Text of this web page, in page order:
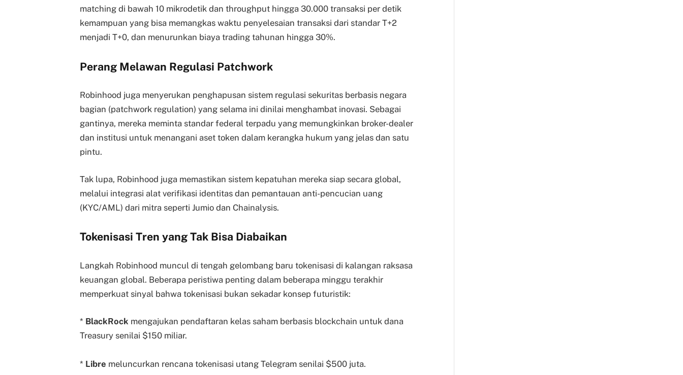
matching di bawah 10 mikrodetik dan throughput hingga 30.000 transaksi per detik
kemampuan yang bisa memangkas waktu penyelesaian transaksi dari standar T+2
menjadi T+0, dan menurunkan biaya trading tahunan hingga 30%.
Perang Melawan Regulasi Patchwork
Robinhood juga menyerukan penghapusan sistem regulasi sekuritas berbasis negara
bagian (patchwork regulation) yang selama ini dinilai menghambat inovasi. Sebagai
gantinya, mereka meminta standar federal terpadu yang memungkinkan broker-dealer
dan institusi untuk menangani aset token dalam kerangka hukum yang jelas dan satu
pintu.
Tak lupa, Robinhood juga memastikan sistem kepatuhan mereka siap secara global,
melalui integrasi alat verifikasi identitas dan pemantauan anti-pencucian uang
(KYC/AML) dari mitra seperti Jumio dan Chainalysis.
Tokenisasi Tren yang Tak Bisa Diabaikan
Langkah Robinhood muncul di tengah gelombang baru tokenisasi di kalangan raksasa
keuangan global. Beberapa peristiwa penting dalam beberapa minggu terakhir
memperkuat sinyal bahwa tokenisasi bukan sekadar konsep futuristik:
* BlackRock mengajukan pendaftaran kelas saham berbasis blockchain untuk dana
Treasury senilai $150 miliar.
* Libre meluncurkan rencana tokenisasi utang Telegram senilai $500 juta.